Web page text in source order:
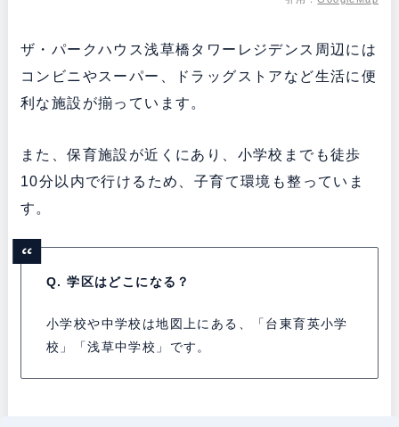
ザ・パークハウス浅草橋タワーレジデンス周辺には
コンビニやスーパー、ドラッグストアなど生活に便
利な施設が揃っています。
また、保育施設が近くにあり、小学校までも徒歩
10分以内で行けるため、子育て環境も整っていま
す。
Q. 学区はどこになる？
小学校や中学校は地図上にある、「台東育英小学
校」「浅草中学校」です。